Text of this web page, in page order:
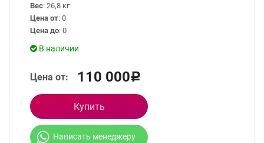
Вес: 26,8 кг
Цена от: 0
Цена до: 0
В наличии
Цена от: 110 000Р
Купить
Написать менеджеру